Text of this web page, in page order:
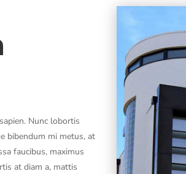
Nunc lobortis
bibendum mi metus, at
faucibus, maximus
at diam a, mattis